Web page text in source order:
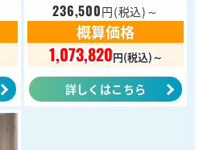
236,500円(税込)～
概算価格
1,073,820円(税込)～
詳しくはこちら